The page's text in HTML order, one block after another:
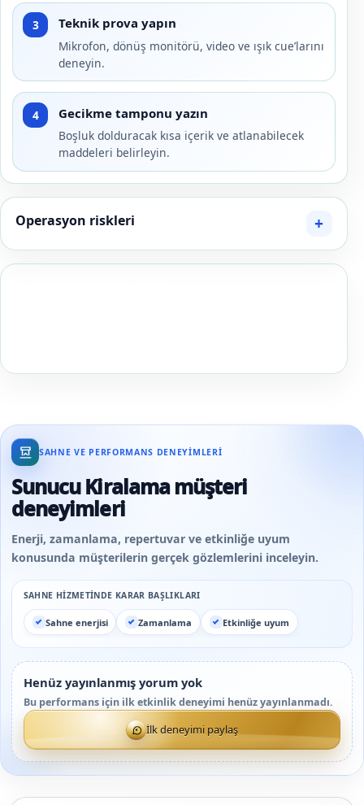
3 Teknik prova yapın
Mikrofon, dönüş monitörü, video ve ışık cue’larını
deneyin.
4 Gecikme tamponu yazın
Boşluk dolduracak kısa içerik ve atlanabilecek
maddeleri belirleyin.
Operasyon riskleri
SAHNE VE PERFORMANS DENEYIMLERI
Sunucu Kiralama müşteri
deneyimleri
Enerji, zamanlama, repertuvar ve etkinliğe uyum
konusunda müşterilerin gerçek gözlemlerini inceleyin.
SAHNE HIZMETINDE KARAR BAŞLIKLARI
Sahne enerjisi Zamanlama Etkinliğe uyum
Henüz yayınlanmış yorum yok
Bu performans için ilk etkinlik deneyimi henüz yayınlanmadı.
İlk deneyimi paylaş